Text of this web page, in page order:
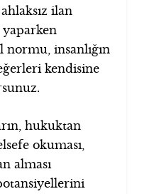
ilan
insanlığın
kendisine
hukuktan
okuması,
alması